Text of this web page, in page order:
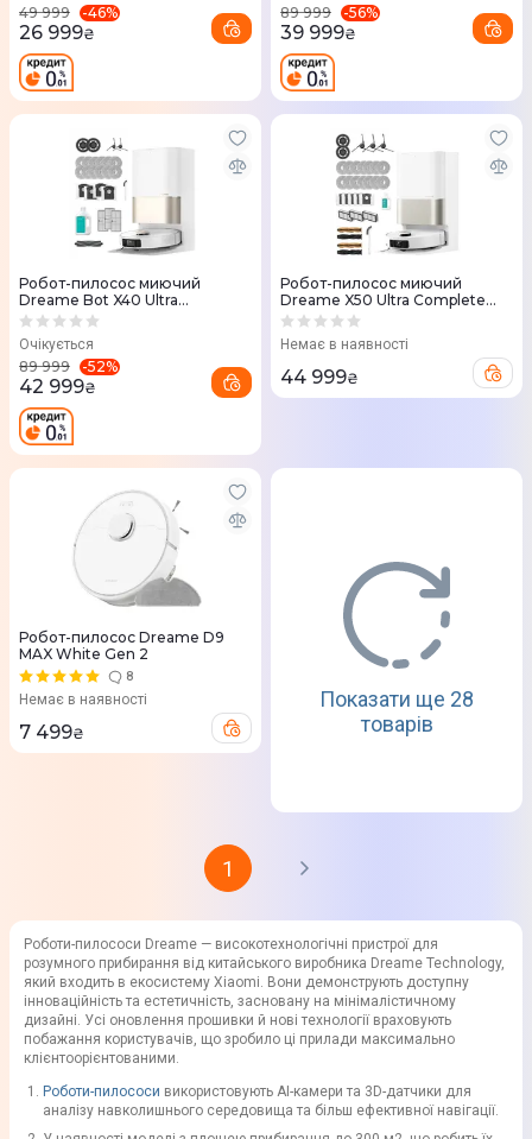
49 999 -46%
26 999₴
89 999 -56%
39 999₴
Робот-пилосос миючий
Dreame Bot X40 Ultra
Complete White
Очікується
89 999 -52%
42 999₴
Робот-пилосос миючий
Dreame X50 Ultra Complete
White(RLX85CE-4-WH)
Немає в наявності
44 999₴
Робот-пилосос Dreame D9
MAX White Gen 2
8
Немає в наявності
7 499₴
Показати ще 28
товарів
1
Роботи-пилососи Dreame — високотехнологічні пристрої для
розумного прибирання від китайського виробника Dreame Technology,
який входить в екосистему Xiaomi. Вони демонструють доступну
інноваційність та естетичність, засновану на мінімалістичному
дизайні. Усі оновлення прошивки й нові технології враховують
побажання користувачів, що зробило ці прилади максимально
клієнтоорієнтованими.
Роботи-пилососи використовують AI-камери та 3D-датчики для
аналізу навколишнього середовища та більш ефективної навігації.